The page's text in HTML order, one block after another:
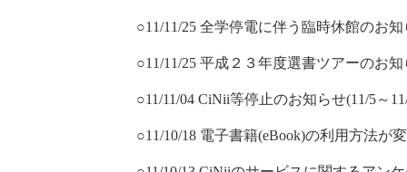
○11/11/25 全学停電に伴う臨時休館のお
○11/11/25 平成２３年度選書ツアーのお
○11/11/04 CiNii等停止のお知らせ(11/5～
○11/10/18 電子書籍(eBook)の利用方法が